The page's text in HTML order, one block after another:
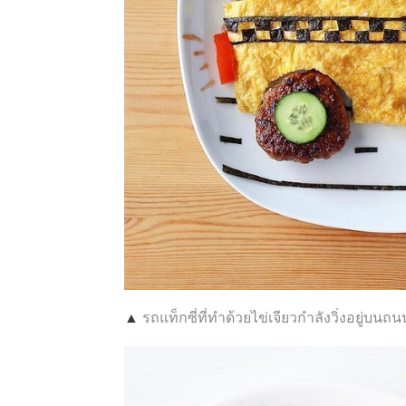
▲ รถแท็กซี่ที่ทำด้วยไข่เจียวกำลังวิ่งอยู่บนถน